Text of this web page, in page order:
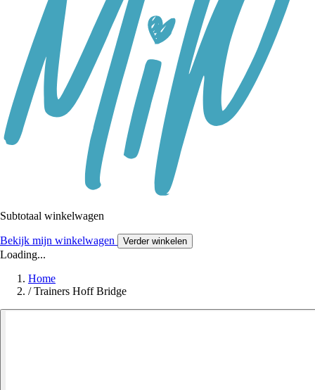
Subtotaal winkelwagen
Bekijk mijn winkelwagen Verder winkelen
Loading...
Home
/ Trainers Hoff Bridge